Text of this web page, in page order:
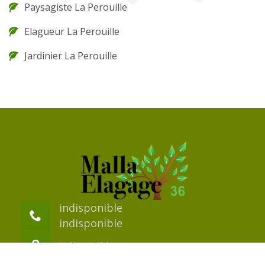
Paysagiste La Perouille
Elagueur La Perouille
Jardinier La Perouille
indisponible
indisponible
indisponible